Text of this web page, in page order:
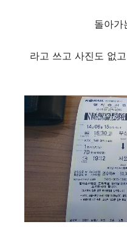
돌아가
라고 쓰고 사진도 없